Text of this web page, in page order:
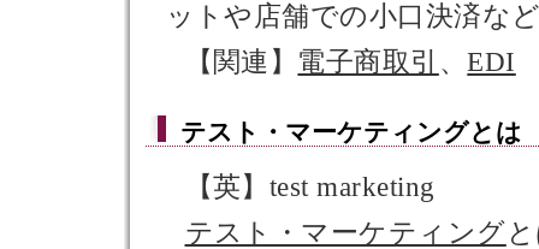
ットや店舗での小口決済な
【関連】 電子商取引 、EDI
テスト・マーケティングとは
【英】test marketing
テスト・マーケティング